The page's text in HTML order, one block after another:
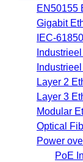
EN50155
Gigabit
IEC-
Layer 2
Layer 3
Modular
Optical
Power
PoE